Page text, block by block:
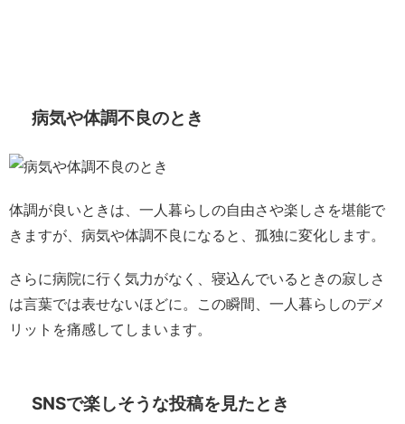
病気や体調不良のとき
体調が良いときは、一人暮らしの自由さや楽しさを堪能で
きますが、病気や体調不良になると、孤独に変化します。
さらに病院に行く気力がなく、寝込んでいるときの寂しさ
は言葉では表せないほどに。 この瞬間、一人暮らしのデメ
リットを痛感してしまいます。
SNSで楽しそうな投稿を見たとき